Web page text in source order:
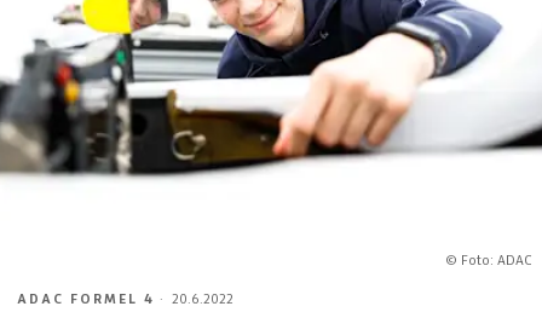
© Foto: ADAC
ADAC FORMEL 4 · 20.6.2022